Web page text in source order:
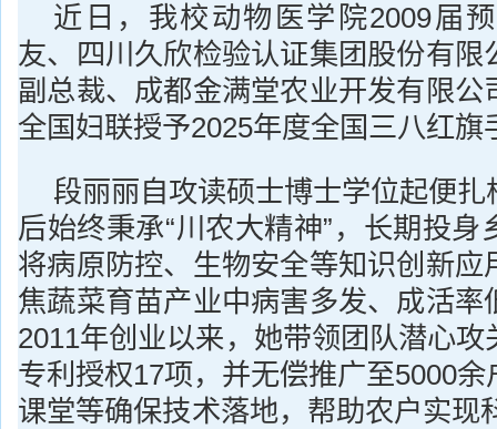
近日，我校动物医学院2009届
友、四川久欣检验认证集团股份有限
副总裁、成都金满堂农业开发有限公
全国妇联授予2025年度全国三八红旗
段丽丽自攻读硕士博士学位起便
后始终秉承“川农大精神”，长期投身
将病原防控、生物安全等知识创新应
焦蔬菜育苗产业中病害多发、成活率
2011年创业以来，她带领团队潜心
专利授权17项，并无偿推广至5000
课堂等确保技术落地，帮助农户实现